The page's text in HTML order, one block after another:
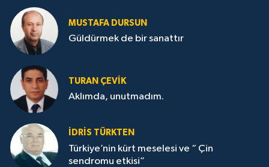
MUSTAFA DURSUN
Güldürmek de bir sanattır
TURAN ÇEVİK
Aklımda, unutmadım.
İDRİS TÜRKTEN
Türkiye’nin kürt meselesi ve “ Çin
sendromu etkisi”